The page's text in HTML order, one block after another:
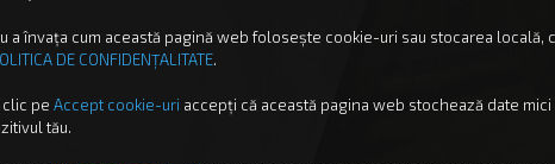
a învața cum această pagină web folosește cookie-uri sau stocarea locală,
DE CONFIDENȚALITATE.
clic pe Accept cookie-uri accepți că această pagina web stochează date mici
tău.